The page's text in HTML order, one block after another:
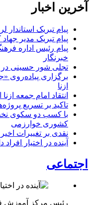
آخرین اخبار
پیام تبریک استاندار
پیام تبریک مدیر
پیام رئیس اداره
خبرنگار
تجلی شور حسینی در
برگزاری پیاده‌روی
ازنا
انتقاد امام جمعه
تاکید بر تسریع
با کسب دو سکوی
کشوری خوارزمی
نقدی بر تغییرات
آینده در اختیار
اجتماعی
رئیس مرکز آموزش